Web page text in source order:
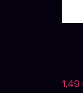
1,49